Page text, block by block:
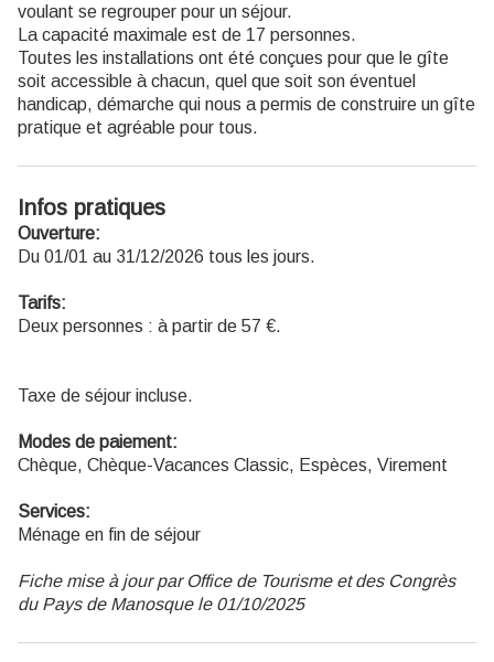
voulant se regrouper pour un séjour.
La capacité maximale est de 17 personnes.
Toutes les installations ont été conçues pour que le gîte
soit accessible à chacun, quel que soit son éventuel
handicap, démarche qui nous a permis de construire un gîte
pratique et agréable pour tous.
Infos pratiques
Ouverture:
Du 01/01 au 31/12/2026 tous les jours.
Tarifs:
Deux personnes : à partir de 57 €.
Taxe de séjour incluse.
Modes de paiement:
Chèque, Chèque-Vacances Classic, Espèces, Virement
Services:
Ménage en fin de séjour
Fiche mise à jour par Office de Tourisme et des Congrès
du Pays de Manosque le 01/10/2025